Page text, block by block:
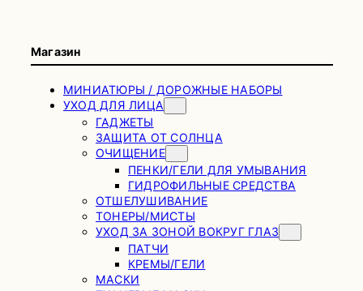
Магазин
МИНИАТЮРЫ / ДОРОЖНЫЕ НАБОРЫ
УХОД ДЛЯ ЛИЦА
ГАДЖЕТЫ
ЗАЩИТА ОТ СОЛНЦА
ОЧИЩЕНИЕ
ПЕНКИ/ГЕЛИ ДЛЯ УМЫВАНИЯ
ГИДРОФИЛЬНЫЕ СРЕДСТВА
ОТШЕЛУШИВАНИЕ
ТОНЕРЫ/МИСТЫ
УХОД ЗА ЗОНОЙ ВОКРУГ ГЛАЗ
ПАТЧИ
КРЕМЫ/ГЕЛИ
МАСКИ